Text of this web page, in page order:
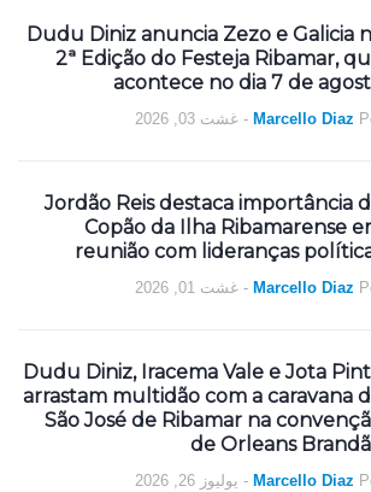
Dudu Diniz anuncia Zezo e Galicia
2ª Edição do Festeja Ribamar,
acontece no dia 7 de
Marcello Diaz
- غشت 03, 2026
Jordão Reis destaca importância
Copão da Ilha Ribamarense
reunião com lideranças
Marcello Diaz
- غشت 01, 2026
Dudu Diniz, Iracema Vale e Jota
arrastam multidão com a caravana
São José de Ribamar na
de Orleans
Marcello Diaz
- يوليوز 26, 2026